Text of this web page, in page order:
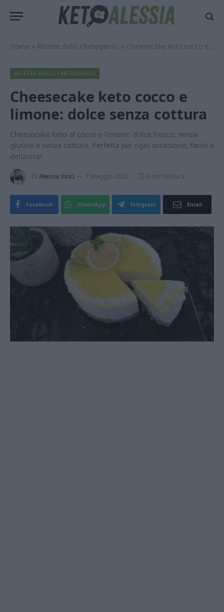
Home » Ricette dolci chetogenici » Cheesecake keto cocco e limone: dolce senza cottura
RICETTE DOLCI CHETOGENICI
Cheesecake keto cocco e
limone: dolce senza cottura
Cheesecake keto al cocco e limone: dolce fresco, senza
glutine e senza cottura. Perfetta per ogni occasione, facile e
deliziosa!
Di Alessia Vinci 7 Maggio 2022 6 min lettura
Facebook WhatsApp Telegram Email